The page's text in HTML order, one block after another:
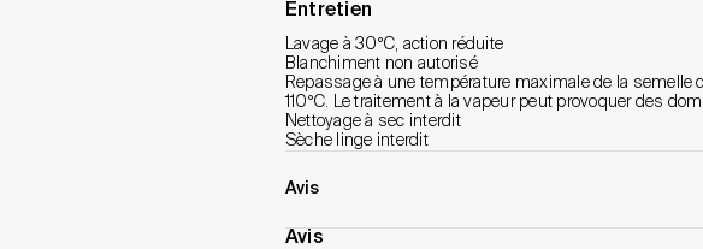
Entretien
Lavage à 30°C, action réduite
Blanchiment non autorisé
Repassage à une température maximale de la semelle
110°C. Le traitement à la vapeur peut provoquer des
Nettoyage à sec interdit
Sèche linge interdit
Avis
Avis